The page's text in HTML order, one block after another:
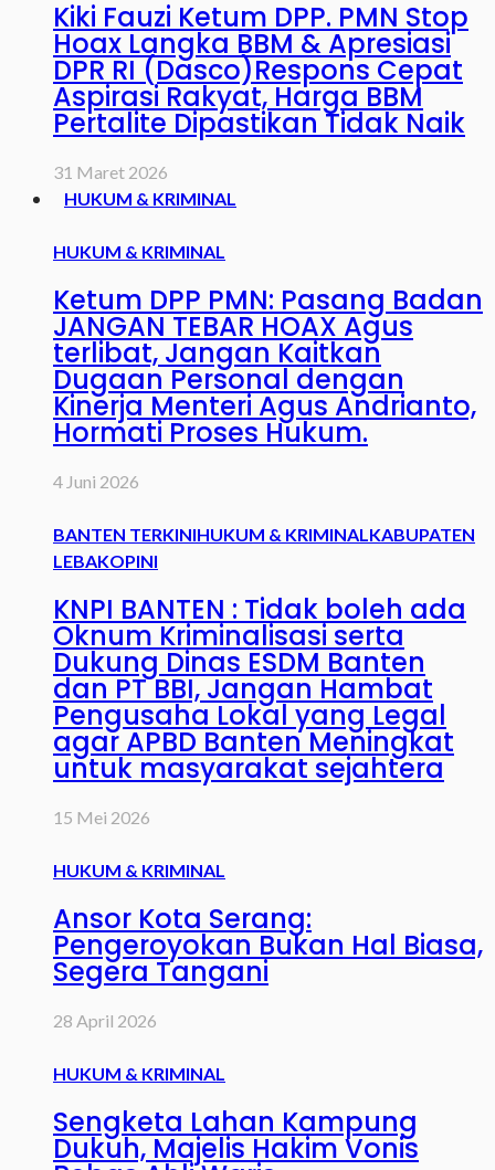
Kiki Fauzi Ketum DPP. PMN Stop
Hoax Langka BBM & Apresiasi
DPR RI (Dasco)Respons Cepat
Aspirasi Rakyat, Harga BBM
Pertalite Dipastikan Tidak Naik
31 Maret 2026
HUKUM & KRIMINAL
HUKUM & KRIMINAL
Ketum DPP PMN: Pasang Badan
JANGAN TEBAR HOAX Agus
terlibat, Jangan Kaitkan
Dugaan Personal dengan
Kinerja Menteri Agus Andrianto,
Hormati Proses Hukum.
4 Juni 2026
BANTEN TERKINIHUKUM & KRIMINALKABUPATEN
LEBAKOPINI
KNPI BANTEN : Tidak boleh ada
Oknum Kriminalisasi serta
Dukung Dinas ESDM Banten
dan PT BBI, Jangan Hambat
Pengusaha Lokal yang Legal
agar APBD Banten Meningkat
untuk masyarakat sejahtera
15 Mei 2026
HUKUM & KRIMINAL
Ansor Kota Serang:
Pengeroyokan Bukan Hal Biasa,
Segera Tangani
28 April 2026
HUKUM & KRIMINAL
Sengketa Lahan Kampung
Dukuh, Majelis Hakim Vonis